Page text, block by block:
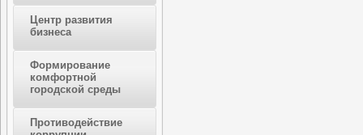
Центр развития
бизнеса
Формирование
комфортной
городской среды
Противодействие